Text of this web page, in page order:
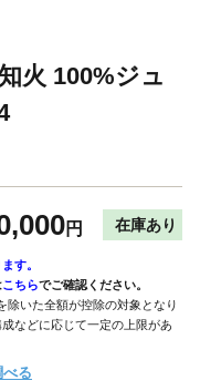
火 100%ジュ
円 在庫あり
す。
こちらでご確認ください。
除いた全額が控除の対象となり
などに応じて一定の上限があ
る